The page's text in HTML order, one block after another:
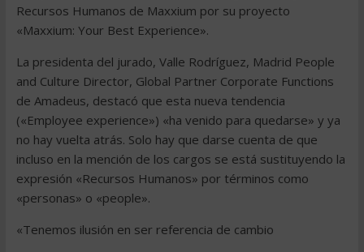
Recursos Humanos de Maxxium por su proyecto
«Maxxium: Your Best Experience».
La presidenta del jurado, Valle Rodríguez, Madrid People
and Culture Director, Global Partner Corporate Functions
de Amadeus, destacó que esta nueva tendencia
(«Employee experience») «ha venido para quedarse» y ya
no hay vuelta atrás. Solo hay que darse cuenta de que
incluso en la mención de los cargos se está sustituyendo la
expresión «Recursos Humanos» por términos como
«personas» o «people».
«Tenemos ilusión en ser referencia de cambio